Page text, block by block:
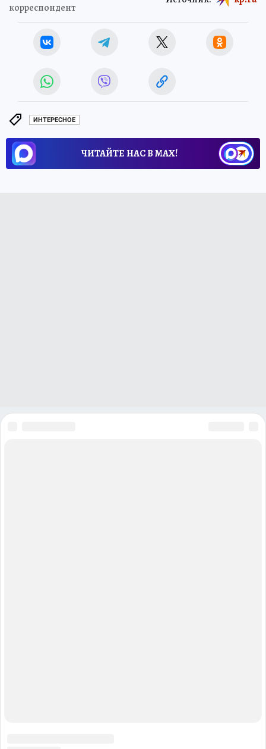
корреспондент
ИНТЕРЕСНОЕ
ЧИТАЙТЕ НАС В МАХ!